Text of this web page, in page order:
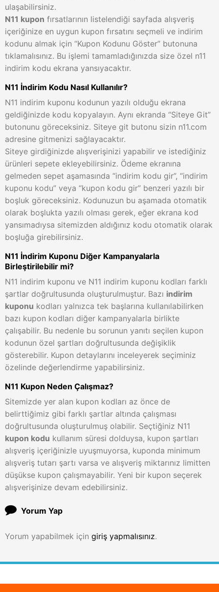
ulaşabilirsiniz.
N11 kupon fırsatlarının listelendiği sayfada alışveriş
içeriğinize en uygun kupon fırsatını seçmeli ve indirim
kodunu almak için “Kupon Kodunu Göster” butonuna
tıklamalısınız. Bu işlemi tamamladığınızda size özel n11
indirim kodu ekrana yansıyacaktır.
N11 İndirim Kodu Nasıl Kullanılır?
N11 indirim kuponu kodunun yazılı olduğu ekrana
geldiğinizde kodu kopyalayın. Aynı ekranda “Siteye Git”
butonunu göreceksiniz. Siteye git butonu sizin n11.com
adresine gitmenizi sağlayacaktır.
Siteye girdiğinizde alışverişinizi yapabilir ve istediğiniz
ürünleri sepete ekleyebilirsiniz. Ödeme ekranına
gelmeden sepet aşamasında “indirim kodu gir”, “indirim
kuponu kodu” veya “kupon kodu gir” benzeri yazılı bir
boşluk göreceksiniz. Kodunuzun bu aşamada otomatik
olarak boşlukta yazılı olması gerek, eğer ekrana kod
yansımadıysa sitemizden aldığınız kodu otomatik olarak
boşluğa girebilirsiniz.
N11 İndirim Kuponu Diğer Kampanyalarla
Birleştirilebilir mi?
N11 indirim kuponu ve N11 indirim kuponu kodları farklı
şartlar doğrultusunda oluşturulmuştur. Bazı indirim
kuponu kodları yalnızca tek başlarına kullanılabilirken
bazı kupon kodları diğer kampanyalarla birlikte
çalışabilir. Bu nedenle bu sorunun yanıtı seçilen kupon
kodunun özel şartları doğrultusunda değişiklik
gösterebilir. Kupon detaylarını inceleyerek seçiminiz
özelinde değerlendirme yapabilirsiniz.
N11 Kupon Neden Çalışmaz?
Sitemizde yer alan kupon kodları az önce de
belirttiğimiz gibi farklı şartlar altında çalışması
doğrultusunda oluşturulmuş olabilir. Seçtiğiniz N11
kupon kodu kullanım süresi dolduysa, kupon şartları
alışveriş içeriğinizle uyuşmuyorsa, kuponda minimum
alışveriş tutarı şartı varsa ve alışveriş miktarınız limitten
düşükse kupon çalışmayabilir. Yeni bir kupon seçerek
alışverişinize devam edebilirsiniz.
Yorum Yap
Yorum yapabilmek için giriş yapmalısınız.